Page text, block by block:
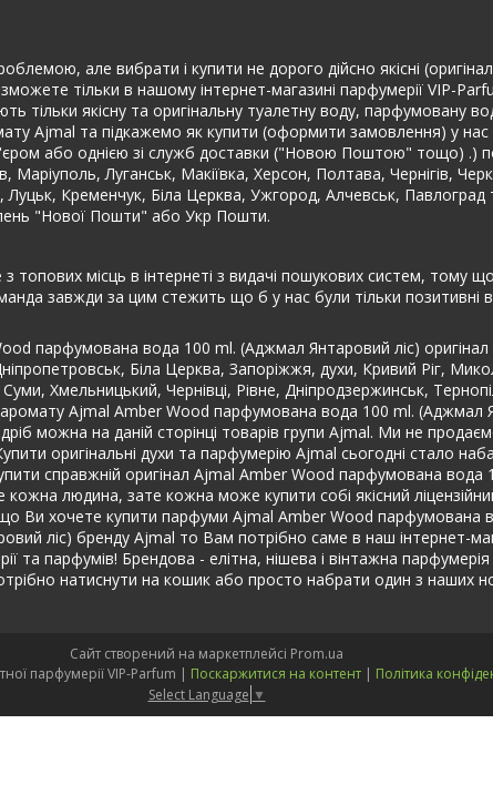
але вибрати і купити не дорого дійсно якісні
тільки в нашому інтернет-магазині парфумерії VIP-
тільки якісну та оригінальну туалетну воду,
Ajmal та підкажемо як купити (оформити замовлення) у
або однією зі служб доставки ("Новою Поштою" тощо) .) по
Луганськ, Макіївка, Херсон, Полтава, Чернігів,
Луцьк, Кременчук, Біла Церква, Ужгород, Алчевськ,
"Нової Пошти" або Укр Пошти.
топових місць в інтернеті з видачі пошукових систем,
завжди за цим стежить що б у нас були тільки позитивні
парфумована вода 100 ml. (Аджмал Янтаровий ліс)
Біла Церква, Запоріжжя, духи, Кривий Ріг,
Хмельницький, Чернівці, Рівне, Дніпродзержинськ,
аромату Ajmal Amber Wood парфумована вода 100 ml.
можна на даній сторінці товарів групи Ajmal. Ми не
оригінальні духи та парфумерію Ajmal сьогодні стало
справжній оригінал Ajmal Amber Wood парфумована
людина, зате кожна може купити собі якісний
Ви хочете купити парфуми Ajmal Amber Wood парфумована
ліс) бренду Ajmal то Вам потрібно саме в наш інтернет-
та парфумів! Брендова - елітна, нішева і вінтажна
натиснути на кошик або просто набрати один з наших
Сайт створений на маркетплейсі Prom.ua
Інтернет-магазин елітної парфумерії VIP-Parfum | Поскаржитися на контент | Політика
Select Language ▼